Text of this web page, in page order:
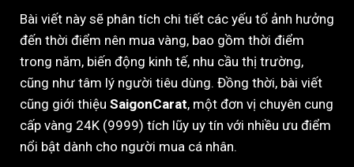
Bài viết này sẽ phân tích chi tiết các yếu tố ảnh hưởng
đến thời điểm nên mua vàng, bao gồm thời điểm
trong năm, biến động kinh tế, nhu cầu thị trường,
cũng như tâm lý người tiêu dùng. Đồng thời, bài viết
cũng giới thiệu SaigonCarat, một đơn vị chuyên cung
cấp vàng 24K (9999) tích lũy uy tín với nhiều ưu điểm
nổi bật dành cho người mua cá nhân.